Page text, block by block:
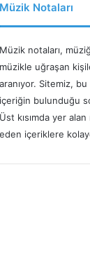
Müzik Notaları
Müzik notaları,
müzikle uğraşan
aranıyor. Sitemiz,
içeriğin bulunduğu
Üst kısımda yer
eden içeriklere